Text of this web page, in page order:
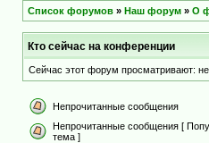
Список форумов » Наш форум » О
Кто сейчас на конференции
Сейчас этот форум просматривают:
Непрочитанные сообщения
Непрочитанные сообщения [
тема ]